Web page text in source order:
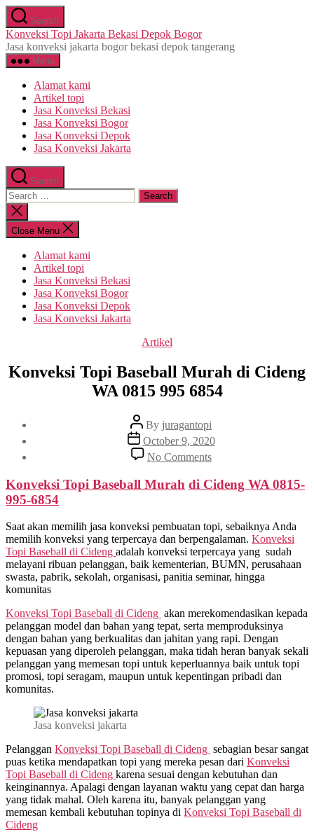
Skip
to
the
content
Search
Konveksi Topi Jakarta Bekasi Depok Bogor
Jasa konveksi jakarta bogor bekasi depok tangerang
Menu
Alamat kami
Artikel topi
Jasa Konveksi Bekasi
Jasa Konveksi Bogor
Jasa Konveksi Depok
Jasa Konveksi Jakarta
Search
Search
for:
Close
search
Close Menu
Alamat kami
Artikel topi
Jasa Konveksi Bekasi
Jasa Konveksi Bogor
Jasa Konveksi Depok
Jasa Konveksi Jakarta
Categories
Artikel
Konveksi Topi Baseball Murah di Cideng
WA 0815 995 6854
Post
author
By juragantopi
Post
date
October 9, 2020
No Commentson
Konveksi
Topi
Baseball
Cideng
WA
0815
995
6854
Konveksi Topi Baseball Murah di Cideng WA 0815-
995-6854
Saat akan memilih jasa konveksi pembuatan topi, sebaiknya Anda
memilih konveksi yang terpercaya dan berpengalaman. Konveksi
Topi Baseball di Cideng adalah konveksi terpercaya yang sudah
melayani ribuan pelanggan, baik kementerian, BUMN, perusahaan
swasta, pabrik, sekolah, organisasi, panitia seminar, hingga
komunitas
Konveksi Topi Baseball di Cideng akan merekomendasikan kepada
pelanggan model dan bahan yang tepat, serta memproduksinya
dengan bahan yang berkualitas dan jahitan yang rapi. Dengan
kepuasan yang diperoleh pelanggan, maka tidah heran banyak sekali
pelanggan yang memesan topi untuk keperluannya baik untuk topi
promosi, topi seragam, maupun untuk kepentingan pribadi dan
komunitas.
Jasa konveksi jakarta
Pelanggan Konveksi Topi Baseball di Cideng sebagian besar sangat
puas ketika mendapatkan topi yang mereka pesan dari Konveksi
Topi Baseball di Cideng karena sesuai dengan kebutuhan dan
keinginannya. Apalagi dengan layanan waktu yang cepat dan harga
yang tidak mahal. Oleh karena itu, banyak pelanggan yang
memesan kembali kebutuhan topinya di Konveksi Topi Baseball di
Cideng